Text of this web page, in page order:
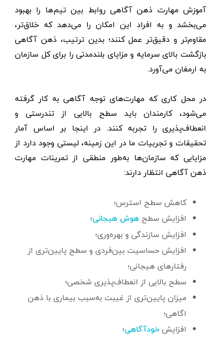
آموزش مهارت ذهن آگاهی روابط بین تیم‌ها را بهبود
می‌بخشد و به افراد این امکان را می‌دهد که خلاق‌تر،
مقاوم‌تر و دقیق‌تر عمل کنند؛ بدین ترتیب، ذهن آگاهی
بازگشت بالای سرمایه و مزایای بلندمدتی را برای کل سازمان
به ارمغان می‌آورد.
در محل کاری که مهارت‌های توجه آگاهی به کار گرفته
می‌شود، کارمندان باید سطح بالایی از تندرستی و
انعطاف‌پذیری را تجربه کنند. در اینجا بر اساس آمار
تحقیقات و تجربیات ما در این زمینه، لیستی وجود دارد از
مزایایی که سازمان‌ها به‌طور منطقی از تمرینات مهارت
ذهن آگاهی انتظار دارند:
کاهش سطح استرس؛
افزایش سطح هوش هیجانی؛
افزایش سازندگی و بهره‌وری؛
افزایش حساسیت بین‌فردی و سطح پایین‌تری از
رفتارهای هیجانی؛
سطح بالایی از انعطاف‌پذیری شخصی؛
میزان پایین‌تری از غیبت به‌سبب بیماری با ذهن
اگاهی؛
افزایش خودآگاهی؛